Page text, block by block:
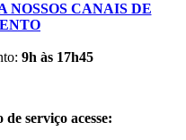
NOSSOS CANAIS DE
9h às 17h45
serviço acesse: